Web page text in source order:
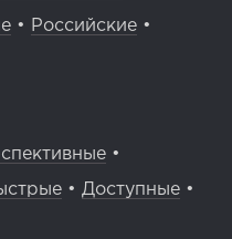
• Российские •
•
• Доступные •